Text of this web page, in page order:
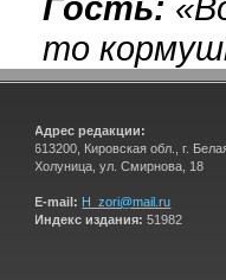
то
Адрес редакции:
613200, Кировская обл., г.
Холуница, ул. Смирнова, 18
E-mail: H_zori@mail.ru
Индекс издания: 51982